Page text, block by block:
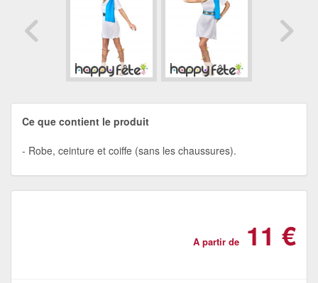
Ce que contient le produit
Robe, ceinture et coiffe (sans les chaussures).
A partir de 11 €